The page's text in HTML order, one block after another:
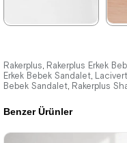
1.399,90 ₺
2.399,90 ₺
%42İndirim
Ücretsiz
Benzer Ürünler
Rakerplus, Rakerplus Erkek
Erkek Bebek Sandalet,
Bebek Sandalet, Rakerplus